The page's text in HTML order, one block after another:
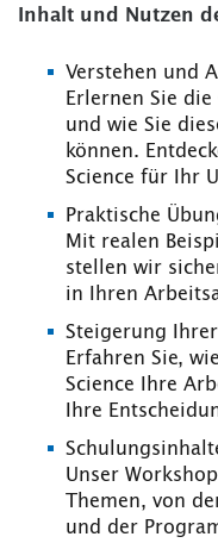
Inhalt und Nutzen
Verstehen und
Erlernen Sie
und wie Sie
können.
Science für Ihr
Praktische
Mit realen
stellen wir
in Ihren
Steigerung
Erfahren Sie,
Science Ihre
Ihre
Unser
Themen, von
und der